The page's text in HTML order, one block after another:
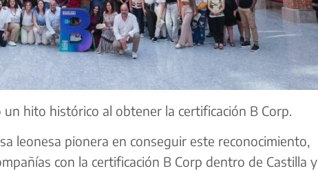
un hito histórico al obtener la certificación B Corp.
leonesa pionera en conseguir este reconocimiento,
con la certificación B Corp dentro de Castilla y